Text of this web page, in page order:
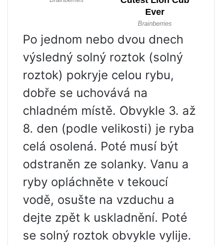
Po jednom nebo dvou dnech
výsledný solný roztok (solný
roztok) pokryje celou rybu,
dobře se uchovává na
chladném místě. Obvykle 3. až
8. den (podle velikosti) je ryba
celá osolená. Poté musí být
odstraněn ze solanky. Vanu a
ryby opláchněte v tekoucí
vodě, osušte na vzduchu a
dejte zpět k uskladnění. Poté
se solný roztok obvykle vylije.